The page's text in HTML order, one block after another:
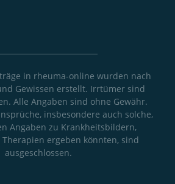
in rheuma-online wurden nach
Gewissen erstellt. Irrtümer sind
Alle Angaben sind ohne Gewähr.
insbesondere auch solche,
Angaben zu Krankheitsbildern,
ergeben könnten, sind
ausgeschlossen.